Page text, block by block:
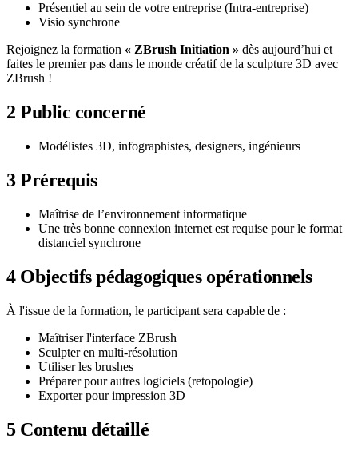
Présentiel au sein de votre entreprise (Intra-entreprise)
Visio synchrone
Rejoignez la formation « ZBrush Initiation » dès aujourd’hui et
faites le premier pas dans le monde créatif de la sculpture 3D avec
ZBrush !
2 Public concerné
Modélistes 3D, infographistes, designers, ingénieurs
3Prérequis
Maîtrise de l’environnement informatique
Une très bonne connexion internet est requise pour le format
distanciel synchrone
4Objectifs pédagogiques opérationnels
À l'issue de la formation, le participant sera capable de :
Maîtriser l'interface ZBrush
Sculpter en multi-résolution
Utiliser les brushes
Préparer pour autres logiciels (retopologie)
Exporter pour impression 3D
5Contenu détaillé